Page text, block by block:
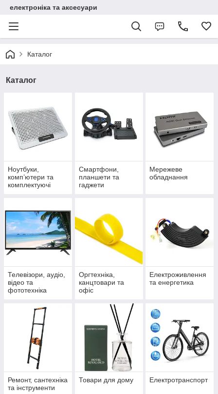
електроніка та аксесуари
Каталог
Каталог
Ноутбуки,
комп’ютери та
комплектуючі
Смартфони,
планшети та
гаджети
Мережеве
обладнання
Телевізори, аудіо,
відео та
фототехніка
Оргтехніка,
канцтовари та
офіс
Електроживлення
та енергетика
Ремонт, сантехніка
та інструменти
Товари для дому Електротранспорт